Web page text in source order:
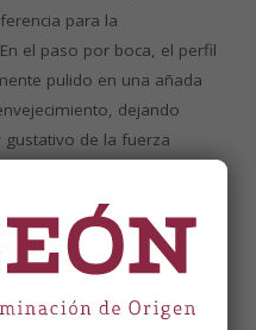
para la
el paso por boca, el perfil
pulido en una añada
dejando
de la fuerza